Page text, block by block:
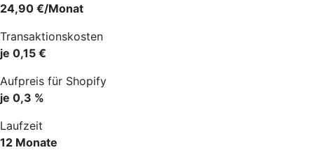
24,90 €/Monat
Transaktionskosten
je 0,15 €
Aufpreis für Shopify
je 0,3 %
Laufzeit
12 Monate